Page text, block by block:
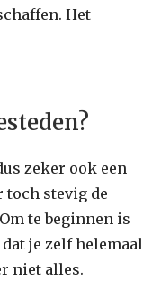
Het
zeker ook een
toch stevig de
te beginnen is
je zelf helemaal
niet alles.